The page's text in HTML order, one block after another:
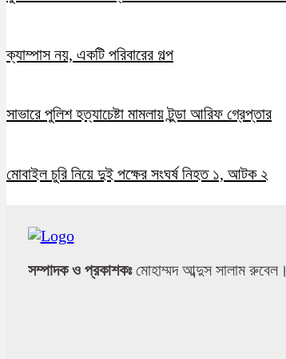
ক্যাম্পাস নয়, একটি পরিবারের গল্প
সাভারে পুলিশ হত্যাচেষ্টা মামলায় টুন্ডা আরিফ গ্রেপ্তার
মোবাইল চুরি নিয়ে দুই পক্ষের সংঘর্ষ নিহত ১, আটক ২
সম্পাদক ও প্রকাশকঃমোহাম্মদ আব্দুস সালাম রুবেল।